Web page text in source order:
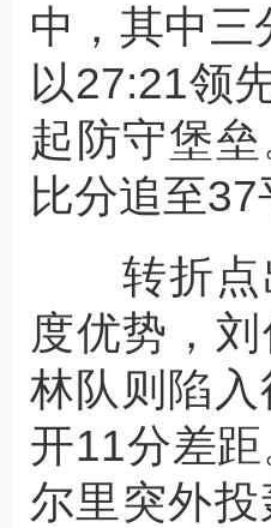
中，其中
以27:21领
起防守堡
比分追至37
转折点出
度优势，
林队则陷
开11分差
尔里突外